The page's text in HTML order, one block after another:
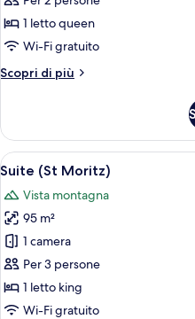
Junior1 letto queen
Wi-Fi gratuito
Scopri di più
Altri
Junior
Apri
tutte
le
foto
per
Suite
(St
Moritz)
6
Suite (St Moritz)
Vista montagna
95 m²
1 camera
Per 3 persone
1 letto king
Wi-Fi gratuito